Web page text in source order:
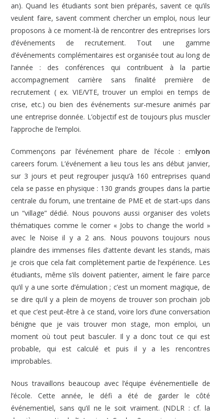
an). Quand les étudiants sont bien préparés, savent ce qu’ils
veulent faire, savent comment chercher un emploi, nous leur
proposons à ce moment-là de rencontrer des entreprises lors
d’événements de recrutement. Tout une gamme
d’événements complémentaires est organisée tout au long de
l’année : des conférences qui contribuent à la partie
accompagnement carrière sans finalité première de
recrutement ( ex. VIE/VTE, trouver un emploi en temps de
crise, etc.) ou bien des événements sur-mesure animés par
une entreprise donnée. L’objectif est de toujours plus muscler
l’approche de l’emploi.
Commençons par l’événement phare de l’école : emlyon
careers forum. L’événement a lieu tous les ans début janvier,
sur 3 jours et peut regrouper jusqu’à 160 entreprises quand
cela se passe en physique : 130 grands groupes dans la partie
centrale du forum, une trentaine de PME et de start-ups dans
un “village” dédié. Nous pouvons aussi organiser des volets
thématiques comme le corner « Jobs to change the world »
avec le Noise il y a 2 ans. Nous pouvons toujours nous
plaindre des immenses files d’attente devant les stands, mais
je crois que cela fait complètement partie de l’expérience. Les
étudiants, même s’ils doivent patienter, aiment le faire parce
qu’il y a une sorte d’émulation ; c’est un moment magique, de
se dire qu’il y a plein de moyens de trouver son prochain job
et que c’est peut-être à ce stand, voire lors d’une conversation
bénigne que je vais trouver mon stage, mon emploi, un
moment où tout peut basculer. Il y a donc tout ce qui est
probable, qui est calculé et puis il y a les rencontres
improbables.
Nous travaillons beaucoup avec l’équipe événementielle de
l’école. Cette année, le défi a été de garder le côté
événementiel, sans qu’il ne le soit vraiment. (NDLR : cf. la